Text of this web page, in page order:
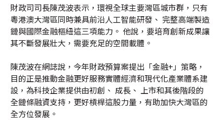
財政司司長陳茂波表示，環視全球主要灣區城市群，只有
粵港澳大灣區同時兼具前沿人工智能研發、 完整高端製造
鏈與國際金融樞紐這三項能力。 他說，要培育創新成果讓
其不斷發展壯大，需要充足的空間載體。
陳茂波在網誌說，今年財政預算案提出「金融+」策略，
目的正是推動金融更好服務實體經濟和現代化產業體系建
設，為科技企業提供由初創、 成長、 上市和其後階段的
全鏈條融資支持，更好槓桿這股力量，有助加快大灣區的
全方位發展。